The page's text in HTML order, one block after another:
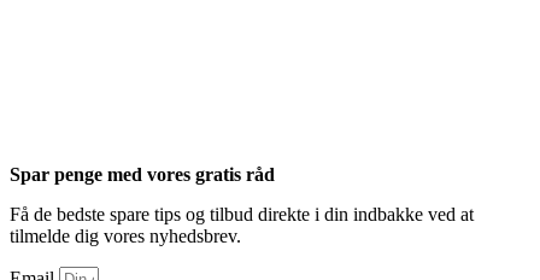
Spar penge med vores gratis råd
Få de bedste spare tips og tilbud direkte i din indbakke ved at
tilmelde dig vores nyhedsbrev.